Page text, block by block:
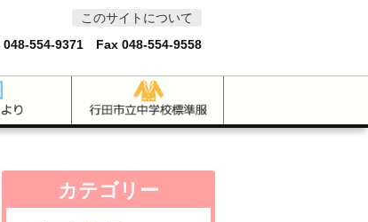
このサイトについて
048-554-9371 Fax 048-554-9558
カテゴリー